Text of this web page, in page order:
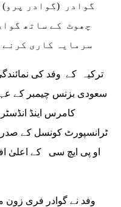
گوادر (گوادر
چھوٹ کے ساتھ
سرمایہ کاری کرنے
ترکیہ کے وفد کی
سعودی بزنس چیمبر کے
کامرس اینڈ
ٹرانسپورٹ کونسل کے
او پی ایچ سی کے اعلیٰ
وفد نے گوادر فری